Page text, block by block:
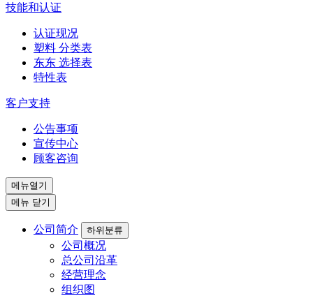
技能和认证
认证现况
塑料 分类表
东东 选择表
特性表
客户支持
公告事项
宣传中心
顾客咨询
메뉴열기
메뉴 닫기
公司简介 하위분류
公司概况
总公司沿革
经营理念
组织图